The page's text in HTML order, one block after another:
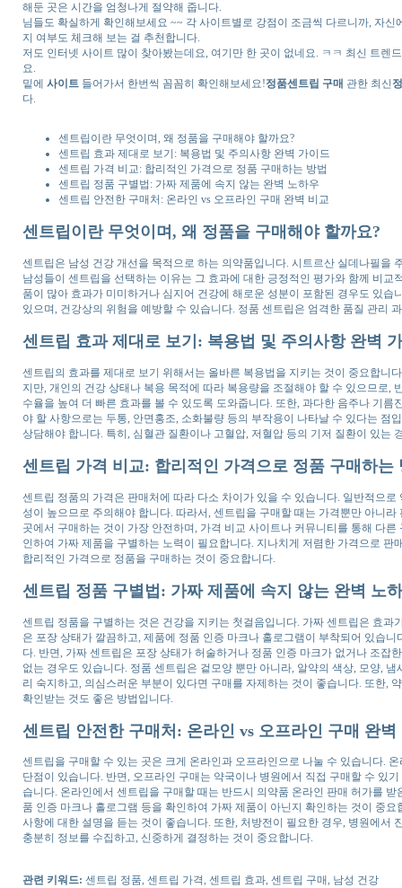
해둔 곳은 시간을 엄청나게 절약해 줍니다.
님들도 확실하게 확인해보세요 ~~ 각 사이트별로 강점이 조금씩 다르니까, 자
지 여부도 체크해 보는 걸 추천합니다.
저도 인터넷 사이트 많이 찾아봤는데요, 여기만 한 곳이 없네요. ㅋㅋ 최신 트
요.
밑에 사이트 들어가서 한번씩 꼼꼼히 확인해보세요!정품센트립 구매 관한 최신
다.
센트립이란 무엇이며, 왜 정품을 구매해야 할까요?
센트립 효과 제대로 보기: 복용법 및 주의사항 완벽 가이드
센트립 가격 비교: 합리적인 가격으로 정품 구매하는 방법
센트립 정품 구별법: 가짜 제품에 속지 않는 완벽 노하우
센트립 안전한 구매처: 온라인 vs 오프라인 구매 완벽 비교
센트립이란 무엇이며, 왜 정품을 구매해야 할까요?
센트립은 남성 건강 개선을 목적으로 하는 의약품입니다. 시트르산 실데나필을
남성들이 센트립을 선택하는 이유는 그 효과에 대한 긍정적인 평가와 함께 비
품이 많아 효과가 미미하거나 심지어 건강에 해로운 성분이 포함된 경우도 있
있으며, 건강상의 위험을 예방할 수 있습니다. 정품 센트립은 엄격한 품질 관리
센트립 효과 제대로 보기: 복용법 및 주의사항 완벽
센트립의 효과를 제대로 보기 위해서는 올바른 복용법을 지키는 것이 중요합니
지만, 개인의 건강 상태나 복용 목적에 따라 복용량을 조절해야 할 수 있으므로
수율을 높여 더 빠른 효과를 볼 수 있도록 도와줍니다. 또한, 과다한 음주나 기
야 할 사항으로는 두통, 안면홍조, 소화불량 등의 부작용이 나타날 수 있다는
상담해야 합니다. 특히, 심혈관 질환이나 고혈압, 저혈압 등의 기저 질환이 있는
센트립 가격 비교: 합리적인 가격으로 정품 구매하는
센트립 정품의 가격은 판매처에 따라 다소 차이가 있을 수 있습니다. 일반적으
성이 높으므로 주의해야 합니다. 따라서, 센트립을 구매할 때는 가격뿐만 아니
곳에서 구매하는 것이 가장 안전하며, 가격 비교 사이트나 커뮤니티를 통해 다
인하여 가짜 제품을 구별하는 노력이 필요합니다. 지나치게 저렴한 가격으로
합리적인 가격으로 정품을 구매하는 것이 중요합니다.
센트립 정품 구별법: 가짜 제품에 속지 않는 완벽 노
센트립 정품을 구별하는 것은 건강을 지키는 첫걸음입니다. 가짜 센트립은 효
은 포장 상태가 깔끔하고, 제품에 정품 인증 마크나 홀로그램이 부착되어 있습
다. 반면, 가짜 센트립은 포장 상태가 허술하거나 정품 인증 마크가 없거나 조
없는 경우도 있습니다. 정품 센트립은 겉모양 뿐만 아니라, 알약의 색상, 모양,
리 숙지하고, 의심스러운 부분이 있다면 구매를 자제하는 것이 좋습니다. 또한,
확인받는 것도 좋은 방법입니다.
센트립 안전한 구매처: 온라인 vs 오프라인 구매 완벽
센트립을 구매할 수 있는 곳은 크게 온라인과 오프라인으로 나눌 수 있습니다.
단점이 있습니다. 반면, 오프라인 구매는 약국이나 병원에서 직접 구매할 수 있
습니다. 온라인에서 센트립을 구매할 때는 반드시 의약품 온라인 판매 허가를
품 인증 마크나 홀로그램 등을 확인하여 가짜 제품이 아닌지 확인하는 것이 중
사항에 대한 설명을 듣는 것이 좋습니다. 또한, 처방전이 필요한 경우, 병원에
충분히 정보를 수집하고, 신중하게 결정하는 것이 중요합니다.
관련 키워드: 센트립 정품, 센트립 가격, 센트립 효과, 센트립 구매, 남성 건강